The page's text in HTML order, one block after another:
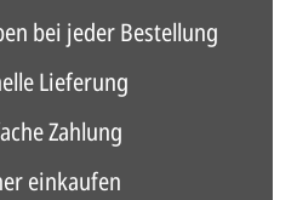
bei jeder Bestellung
Lieferung
Zahlung
einkaufen